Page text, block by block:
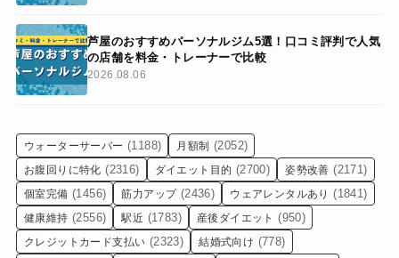
芦屋のおすすめパーソナルジム5選！口コミ評判で人気
の店舗を料金・トレーナーで比較
2026.08.06
ウォーターサーバー (1188) 月額制 (2052)
お腹回りに特化 (2316) ダイエット目的 (2700) 姿勢改善 (2171)
個室完備 (1456) 筋力アップ (2436) ウェアレンタルあり (1841)
健康維持 (2556) 駅近 (1783) 産後ダイエット (950)
クレジットカード支払い (2323) 結婚式向け (778)